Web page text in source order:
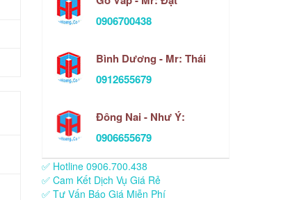
0906700438
Bình Dương - Mr: Thái
0912655679
Đông Nai - Như Ý:
0906655679
✅ Hotline 0906.700.438
✅ Cam Kết Dịch Vụ Giá Rẻ
✅ Tư Vấn Báo Giá Miễn Phí